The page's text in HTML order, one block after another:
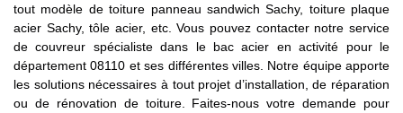
tout modèle de toiture panneau sandwich Sachy, toiture plaque
acier Sachy, tôle acier, etc. Vous pouvez contacter notre service
de couvreur spécialiste dans le bac acier en activité pour le
département 08110 et ses différentes villes. Notre équipe apporte
les solutions nécessaires à tout projet d’installation, de réparation
ou de rénovation de toiture. Faites-nous votre demande pour